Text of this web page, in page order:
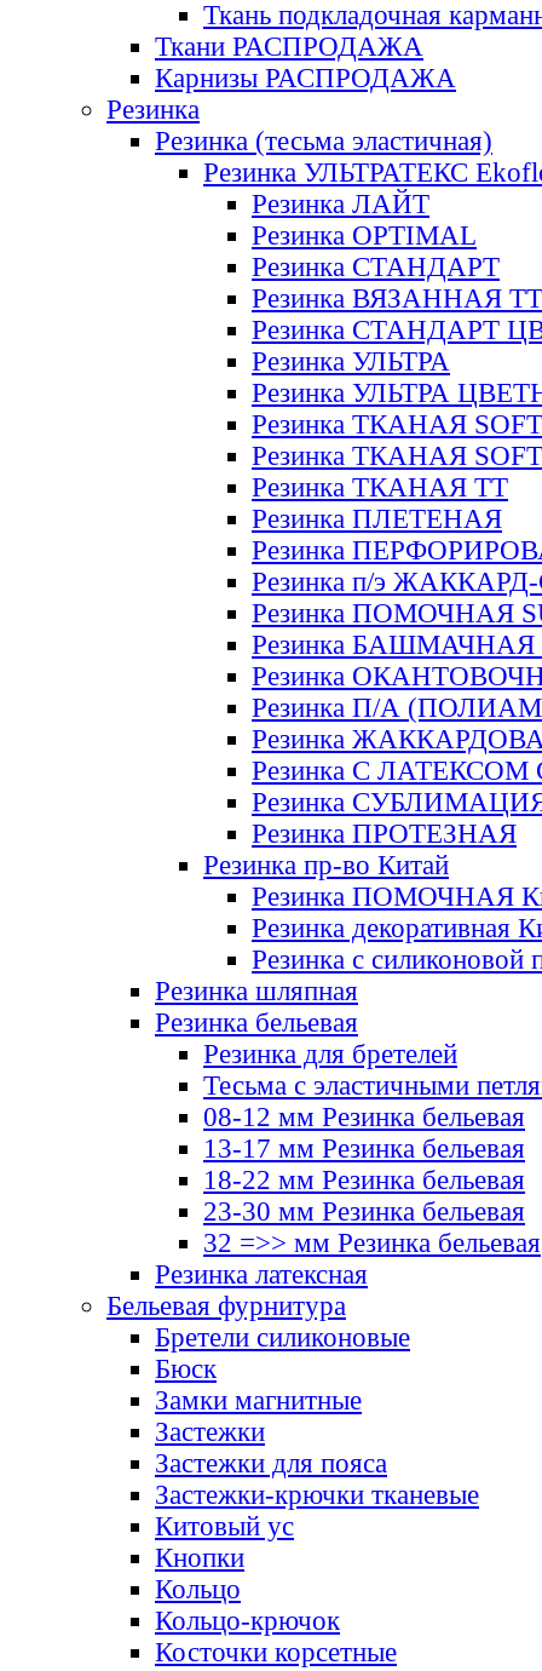
Ткань подкладочная
Ткани РАСПРОДАЖА
Карнизы РАСПРОДАЖА
Резинка
Резинка (тесьма эластичная)
Резинка УЛЬТРАТЕКС
Резинка ЛАЙТ
Резинка OPTIMAL
Резинка СТАНДАРТ
Резинка ВЯЗАННАЯ ТТ
Резинка СТАНДАРТ
Резинка УЛЬТРА
Резинка УЛЬТРА
Резинка ТКАНАЯ SOFT
Резинка ТКАНАЯ
Резинка ТКАНАЯ ТТ
Резинка ПЛЕТЕНАЯ
Резинка
Резинка п/э
Резинка ПОМОЧНАЯ
Резинка БАШМАЧНАЯ
Резинка
Резинка П/А
Резинка
Резинка С ЛАТЕКСОМ
Резинка
Резинка ПРОТЕЗНАЯ
Резинка пр-во Китай
Резинка ПОМОЧНАЯ
Резинка декоративная
Резинка с силиконовой
Резинка шляпная
Резинка бельевая
Резинка для бретелей
Тесьма с эластичными
08-12 мм Резинка бельевая
13-17 мм Резинка бельевая
18-22 мм Резинка бельевая
23-30 мм Резинка бельевая
32 =>> мм Резинка бельевая
Резинка латексная
Бельевая фурнитура
Бретели силиконовые
Бюск
Замки магнитные
Застежки
Застежки для пояса
Застежки-крючки тканевые
Китовый ус
Кнопки
Кольцо
Кольцо-крючок
Косточки корсетные